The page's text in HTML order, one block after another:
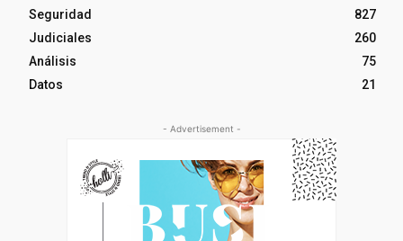
Seguridad
827
Judiciales
260
Análisis
75
Datos
21
- Advertisement -